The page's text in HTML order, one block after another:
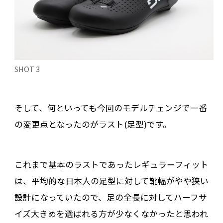
SHOT 3
そして、何といっても今回のモデルチェンジで一番
の変更点となったのがラスト(足型)です。
これまで基本のラストであったレギュラーフィット
は、平均的な日本人の足型に対して靴幅がやや狭い
設計になっていたので、足の全長に対してハーフサ
イズ大きめを選ばれる方が少なくなかったと思われ